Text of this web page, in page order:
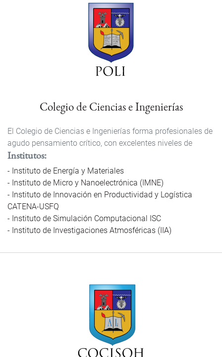
Colegio de Ciencias e Ingenierías
El Colegio de Ciencias e Ingenierías forma profesionales de
agudo pensamiento crítico, con excelentes niveles de
Institutos
Instituto de Energía y Materiales
Instituto de Micro y Nanoelectrónica (IMNE)
Instituto de Innovación en Productividad y Logística
CATENA-USFQ
Instituto de Simulación Computacional ISC
Instituto de Investigaciones Atmosféricas (IIA)